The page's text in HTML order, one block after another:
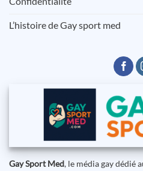
L’histoire de Gay sport med
Gay Sport Med, le média gay dédié